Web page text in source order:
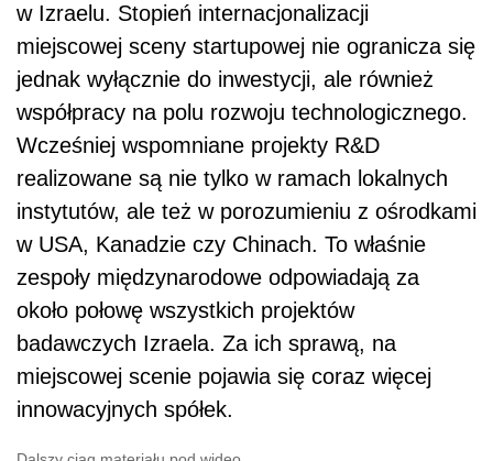
w Izraelu. Stopień internacjonalizacji
miejscowej sceny startupowej nie ogranicza się
jednak wyłącznie do inwestycji, ale również
współpracy na polu rozwoju technologicznego.
Wcześniej wspomniane projekty R&D
realizowane są nie tylko w ramach lokalnych
instytutów, ale też w porozumieniu z ośrodkami
w USA, Kanadzie czy Chinach. To właśnie
zespoły międzynarodowe odpowiadają za
około połowę wszystkich projektów
badawczych Izraela. Za ich sprawą, na
miejscowej scenie pojawia się coraz więcej
innowacyjnych spółek.